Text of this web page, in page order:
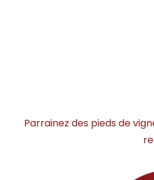
Parrainez des pieds de